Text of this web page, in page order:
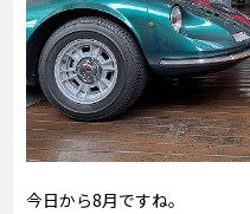
今日から8月ですね。